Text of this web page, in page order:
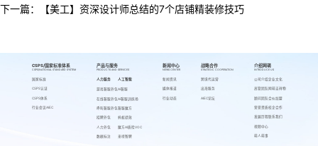
下一篇： 【美工】资深设计师总结的7个店铺精装修技巧
CSPS/国家标准体系
CSPS/NATIONAL STANDARD SYSTEM
国家标准
CSPS认证
CSPS体系
行业会议AIEC
产品与服务
PRODUCTS AND SERVICES
人力服务
游戏客服外包
在线客服外包
呼叫客服外包
招聘外包
人力外包
数据标注
人工智能
AI客服
AI客服训练场
客服魔方
蚂蚁绩效
魔方AI质检VOC
来呗智聘
新闻中心
NEWS CENTER
新闻资讯
媒体报道
行业动态
战略合作
STRATEGIC COOPERATION
跨境代运营
出海服务
AIEC论坛
介绍网萌
INTRODUCE US
公司介绍
高管团队
顾问团队
荣誉资质
发展历程
视频中心
萌人萌事
企业文化
网萌吉祥物
合伙加盟
校企合作
联系我们